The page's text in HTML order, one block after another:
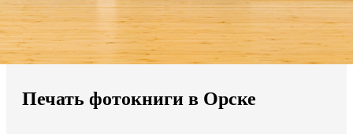
Мы доставляем по всему миру
Продолжить без города
Печать фотокниги в Орске